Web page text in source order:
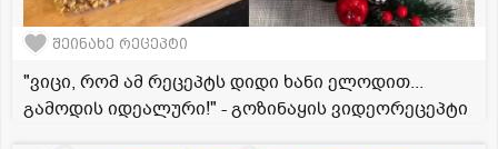
შეინახე რეცეპტი
"ვიცი, რომ ამ რეცეპტს დიდი ხანი ელოდით...
გამოდის იდეალური!" - გოზინაყის ვიდეორეცეპტი